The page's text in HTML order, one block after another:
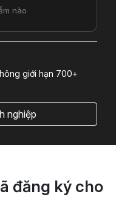
nào
giới hạn 700+
nghiệp
đăng ký cho